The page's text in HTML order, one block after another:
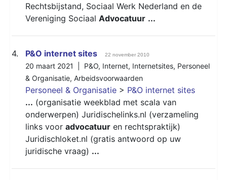
Rechtsbijstand, Sociaal Werk Nederland en de
Vereniging Sociaal Advocatuur ...
4. P&O internet sites 22 november 2010
20 maart 2021 | P&O, Internet, Internetsites, Personeel
& Organisatie, Arbeidsvoorwaarden
Personeel & Organisatie > P&O internet sites
... (organisatie weekblad met scala van
onderwerpen) Juridischelinks.nl (verzameling
links voor advocatuur en rechtspraktijk)
Juridischloket.nl (gratis antwoord op uw
juridische vraag) ...